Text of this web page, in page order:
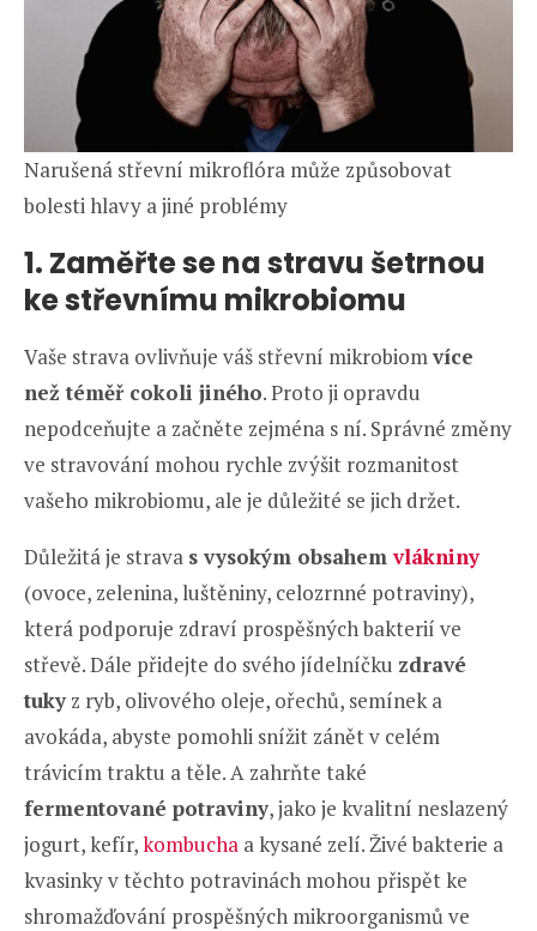
Narušená střevní mikroflóra může způsobovat
bolesti hlavy a jiné problémy
1. Zaměřte se na stravu šetrnou
ke střevnímu mikrobiomu
Vaše strava ovlivňuje váš střevní mikrobiomvíce
než téměř cokoli jiného. Proto ji opravdu
nepodceňujte a začněte zejména s ní. Správné změny
ve stravování mohou rychle zvýšit rozmanitost
vašeho mikrobiomu, ale je důležité se jich držet.
Důležitá je strava s vysokým obsahemvlákniny
(ovoce, zelenina, luštěniny, celozrnné potraviny),
která podporuje zdraví prospěšných bakterií ve
střevě. Dále přidejte do svého jídelníčku zdravé
tukyz ryb, olivového oleje, ořechů, semínek a
avokáda, abyste pomohli snížit zánět v celém
trávicím traktu a těle. A zahrňte také
fermentované potraviny, jako je kvalitní neslazený
jogurt, kefír,kombucha a kysané zelí. Živé bakterie a
kvasinky v těchto potravinách mohou přispět ke
shromažďování prospěšných mikroorganismů ve